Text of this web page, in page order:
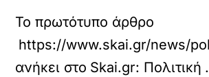
Το πρωτότυπο άρθρο
https://www.skai.gr/news/
ανήκει στο Skai.gr: Πολιτική .